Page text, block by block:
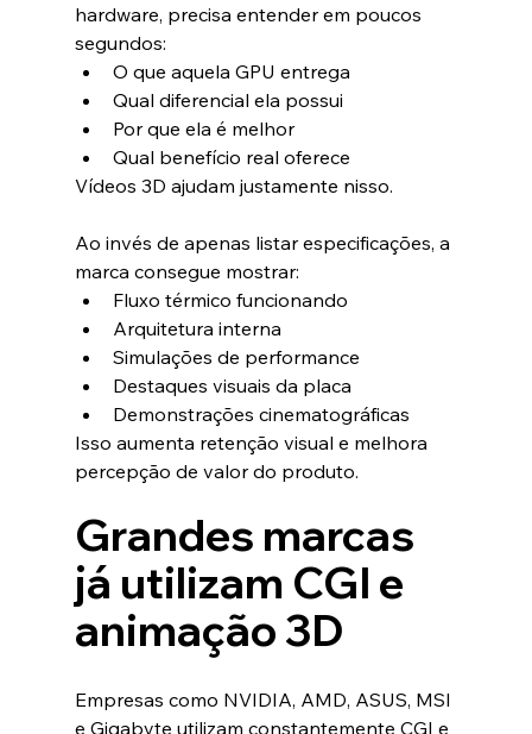
hardware, precisa entender em poucos
segundos:
O que aquela GPU entrega
Qual diferencial ela possui
Por que ela é melhor
Qual benefício real oferece
Vídeos 3D ajudam justamente nisso.
Ao invés de apenas listar especificações, a
marca consegue mostrar:
Fluxo térmico funcionando
Arquitetura interna
Simulações de performance
Destaques visuais da placa
Demonstrações cinematográficas
Isso aumenta retenção visual e melhora
percepção de valor do produto.
Grandes marcas
já utilizam CGI e
animação 3D
Empresas como NVIDIA, AMD, ASUS, MSI
e Gigabyte utilizam constantemente CGI e